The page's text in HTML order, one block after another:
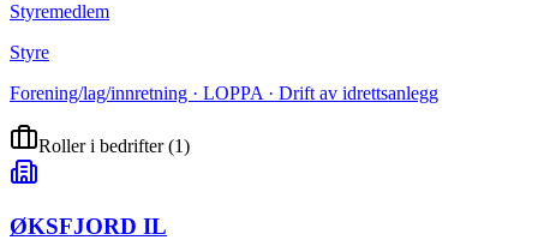
Styremedlem
Styre
Forening/lag/innretning · LOPPA · Drift av idrettsanlegg
Roller i bedrifter(1)
ØKSFJORD IL